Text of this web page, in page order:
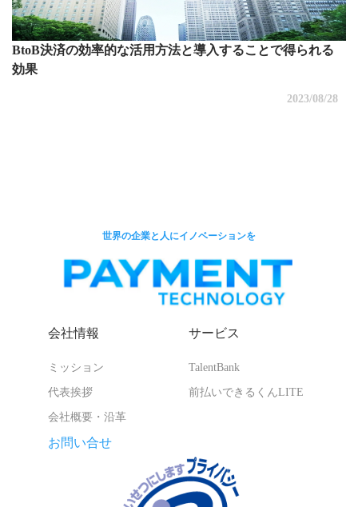
BtoB決済の効率的な活用方法と導入することで得られる
効果
2023/08/28
世界の企業と人にイノベーションを
会社情報
ミッション
代表挨拶
会社概要・沿革
サービス
TalentBank
前払いできるくんLITE
お問い合せ